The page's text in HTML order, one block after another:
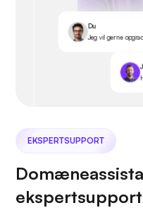
Du
Jeg vil gerne
EKSPERTSUPPORT